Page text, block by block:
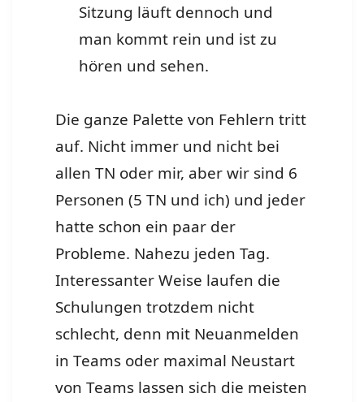
Sitzung läuft dennoch und
man kommt rein und ist zu
hören und sehen.
Die ganze Palette von Fehlern tritt
auf. Nicht immer und nicht bei
allen TN oder mir, aber wir sind 6
Personen (5 TN und ich) und jeder
hatte schon ein paar der
Probleme. Nahezu jeden Tag.
Interessanter Weise laufen die
Schulungen trotzdem nicht
schlecht, denn mit Neuanmelden
in Teams oder maximal Neustart
von Teams lassen sich die meisten